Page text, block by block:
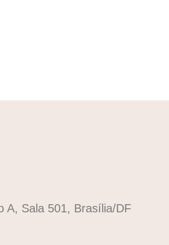
A, Sala 501, Brasília/DF